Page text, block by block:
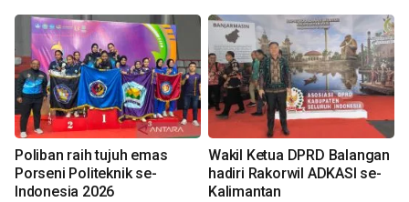
Poliban raih tujuh emas
Porseni Politeknik se-
Indonesia 2026
Wakil Ketua DPRD Balangan
hadiri Rakorwil ADKASI se-
Kalimantan